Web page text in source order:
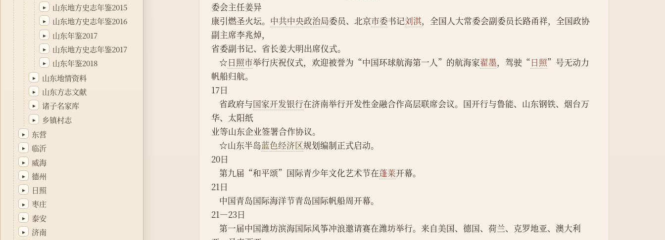
▸ 山东地方史志年鉴2015
▸ 山东地方史志年鉴2016
▸ 山东年鉴2017
▸ 山东地方史志年鉴2017
▸ 山东年鉴2018
▸ 山东地情资料
▸ 山东方志文献
▸ 诸子名家库
▸ 乡镇村志
▸ 东营
▸ 临沂
▸ 威海
▸ 德州
▸ 日照
▸ 枣庄
▸ 泰安
▸ 济南
委会主任姜异
康引燃圣火坛。 中共中央政治局委员、北京市委书记刘淇，全国人大常委会副委员长路甬祥，全国政协
副主席李兆焯，
省委副书记、省长姜大明出席仪式。
    ☆
日照市举行庆祝仪式，欢迎被誉为“中国环球航海第一人”的航海家翟墨，驾驶“日照”号无动力
帆船归航。
17日
    省政府与
国家开发银行在济南举行开发性金融合作高层联席会议。国开行与鲁能、山东钢铁、烟台万
华、太阳纸
业等山东企业签署合作协议。
    ☆山东半岛
蓝色经济区规划编制正式启动。
20日
    第九届“和平颂”国际青少年文化艺术节在
蓬莱开幕。
21日
    中国青岛国际海洋节青岛国际帆船周开幕。
21—23日
    第一届中国潍坊滨海国际风筝冲浪邀请赛在潍坊举行。来自美国、德国、荷兰、克罗地亚、澳大利